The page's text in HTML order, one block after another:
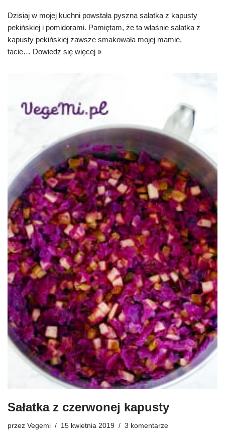
Dzisiaj w mojej kuchni powstała pyszna sałatka z kapusty
pekińskiej i pomidorami. Pamiętam, że ta właśnie sałatka z
kapusty pekińskiej zawsze smakowała mojej mamie,
tacie… Dowiedz się więcej »
Sałatka z czerwonej kapusty
przez Vegemi 15 kwietnia 2019 3 komentarze